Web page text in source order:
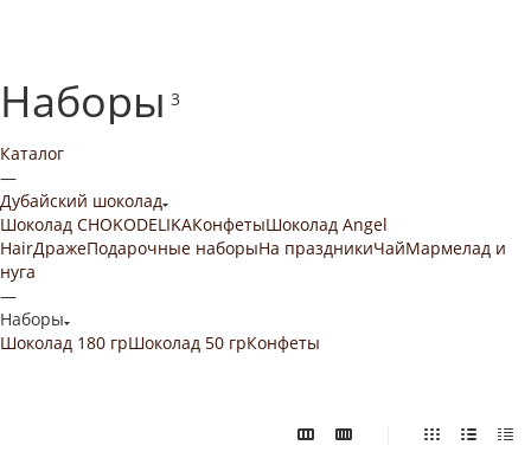
Наборы 3
Каталог
—
Дубайский шоколад
Шоколад CHOKODELIKAКонфетыШоколад Angel
HairДражеПодарочные наборыНа праздникиЧайМармелад и
нуга
—
Наборы
Шоколад 180 грШоколад 50 грКонфеты